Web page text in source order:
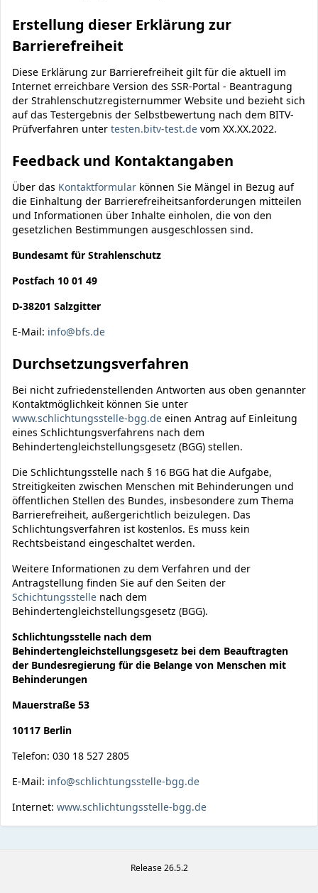
Erstellung dieser Erklärung zur
Barrierefreiheit
Diese Erklärung zur Barrierefreiheit gilt für die aktuell im
Internet erreichbare Version des SSR-Portal - Beantragung
der Strahlenschutzregisternummer Website und bezieht sich
auf das Testergebnis der Selbstbewertung nach dem BITV-
Prüfverfahren unter testen.bitv-test.de vom XX.XX.2022.
Feedback und Kontaktangaben
Über das Kontaktformular können Sie Mängel in Bezug auf
die Einhaltung der Barrierefreiheitsanforderungen mitteilen
und Informationen über Inhalte einholen, die von den
gesetzlichen Bestimmungen ausgeschlossen sind.
Bundesamt für Strahlenschutz
Postfach 10 01 49
D-38201 Salzgitter
E-Mail: info@bfs.de
Durchsetzungsverfahren
Bei nicht zufriedenstellenden Antworten aus oben genannter
Kontaktmöglichkeit können Sie unter
www.schlichtungsstelle-bgg.de einen Antrag auf Einleitung
eines Schlichtungsverfahrens nach dem
Behindertengleichstellungsgesetz (BGG) stellen.
Die Schlichtungsstelle nach § 16 BGG hat die Aufgabe,
Streitigkeiten zwischen Menschen mit Behinderungen und
öffentlichen Stellen des Bundes, insbesondere zum Thema
Barrierefreiheit, außergerichtlich beizulegen. Das
Schlichtungsverfahren ist kostenlos. Es muss kein
Rechtsbeistand eingeschaltet werden.
Weitere Informationen zu dem Verfahren und der
Antragstellung finden Sie auf den Seiten der
Schichtungsstelle nach dem
Behindertengleichstellungsgesetz (BGG).
Schlichtungsstelle nach dem
Behindertengleichstellungsgesetz bei dem Beauftragten
der Bundesregierung für die Belange von Menschen mit
Behinderungen
Mauerstraße 53
10117 Berlin
Telefon: 030 18 527 2805
E-Mail: info@schlichtungsstelle-bgg.de
Internet: www.schlichtungsstelle-bgg.de
Release 26.5.2